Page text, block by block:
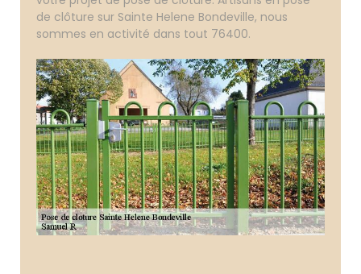
de clôture sur Sainte Helene Bondeville, nous
sommes en activité dans tout 76400.